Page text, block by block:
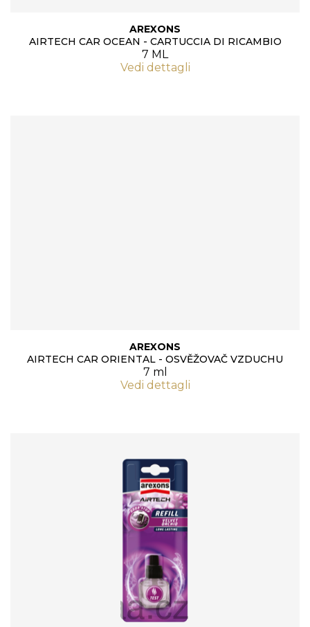
AREXONS
AIRTECH CAR OCEAN - CARTUCCIA DI RICAMBIO
7 ML
Vedi dettagli
AREXONS
AIRTECH CAR ORIENTAL - OSVĚŽOVAČ VZDUCHU
7 ml
Vedi dettagli